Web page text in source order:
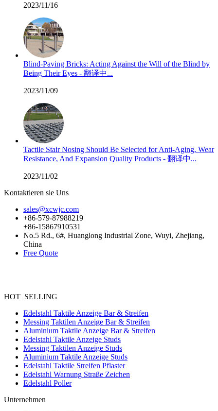
2023/11/16
Blind-Paving Bricks: Acting Against the Will of the Blind by
Being Their Eyes - 翻译中...
2023/11/09
Tactile Stair Nosing Should Be Selected for Anti-Aging, Wear
Resistance, And Expansion Quality Products - 翻译中...
2023/11/02
Kontaktieren sie Uns
sales@xcwjc.com
+86-579-87988219
+86-15867910531
No.5 Rd., 6#, Huanglong Industrial Zone, Wuyi, Zhejiang,
China
Free Quote
HOT_SELLING
Edelstahl Taktile Anzeige Bar & Streifen
Messing Taktilen Anzeige Bar & Streifen
Aluminium Taktile Anzeige Bar & Streifen
Edelstahl Taktile Anzeige Studs
Messing Taktilen Anzeige Studs
Aluminium Taktile Anzeige Studs
Edelstahl Taktile Streifen Pflaster
Edelstahl Warnung Straße Zeichen
Edelstahl Poller
Unternehmen